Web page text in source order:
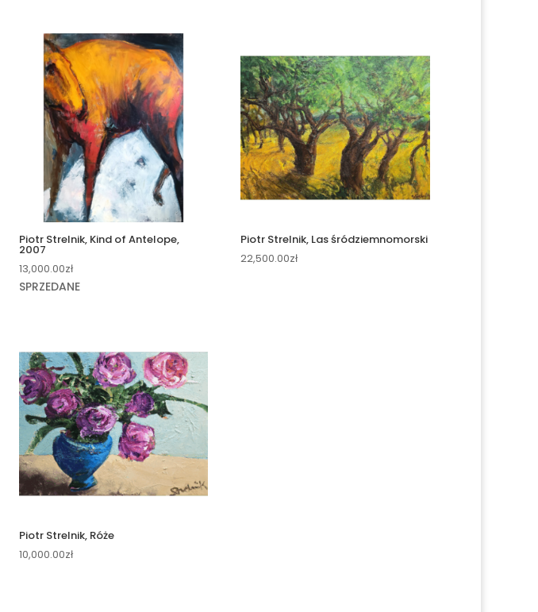
Piotr Strelnik, Kind of Antelope,
2007
13,000.00zł
SPRZEDANE
Piotr Strelnik, Las śródziemnomorski
22,500.00zł
Piotr Strelnik, Róże
10,000.00zł